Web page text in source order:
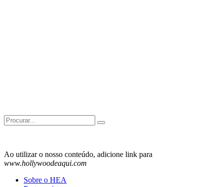
Search
for:
Ao utilizar o nosso conteúdo, adicione link para
www.hollywoodeaqui.com
Sobre o HEA